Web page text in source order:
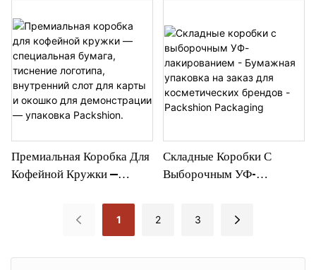
Различных Целей Упаковки
- Упаковка Packshion
Логотипа И Белой
Картонной Упаковкой -
Packshion Packaging
Премиальная Коробка Для
Кофейной Кружки —
Тиснение Логотипа,
Внутренний Слот Для
Демонстрации — Упаковка
Складные Коробки С
Выборочным УФ-
Косметических Брендов -
1 2 3